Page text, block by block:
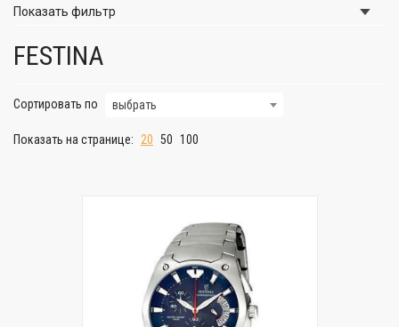
Показать фильтр
FESTINA
Сортировать по выбрать
Показать на странице: 20 50 100